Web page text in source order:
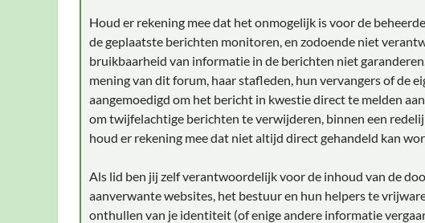
Houd er rekening mee dat het onmogelijk is voor de
de geplaatste berichten monitoren, en zodoende niet
bruikbaarheid van informatie in de berichten niet
mening van dit forum, haar stafleden, hun vervangers of de
aangemoedigd om het bericht in kwestie direct te melden
om twijfelachtige berichten te verwijderen, binnen een
houd er rekening mee dat niet altijd direct gehandeld kan
Als lid ben jij zelf verantwoordelijk voor de inhoud van de
aanverwante websites, het bestuur en hun helpers te
onthullen van je identiteit (of enige andere informatie